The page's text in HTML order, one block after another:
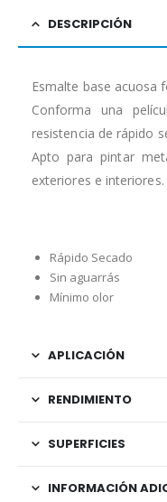
DESCRIPCIÓN
Esmalte base acuosa
Conforma una
resistencia de rápido
Apto para pintar
exteriores e interiores.
Rápido Secado
Sin aguarrás
Mínimo olor
APLICACIÓN
RENDIMIENTO
SUPERFICIES
INFORMACIÓN